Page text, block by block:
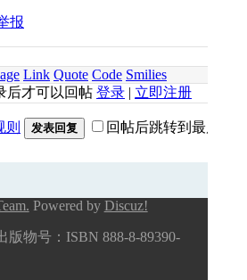
报
Link Quote Code Smilies
后才可以回帖 登录 | 立即注册
则 发表回复 回帖后跳转到最后一
Powered by Discuz!
版物号：ISBN 888-8-89390-